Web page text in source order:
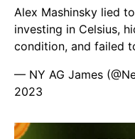
Alex Mashinsky lied
investing in Celsius,
condition, and failed
— NY AG James
2023